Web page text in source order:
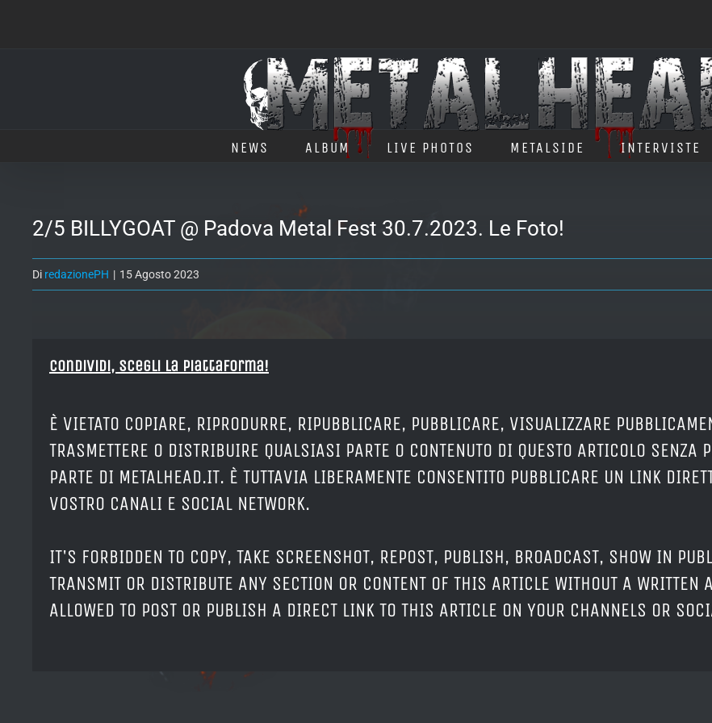
NEWS ALBUM LIVE PHOTOS METALSIDE INTERVISTE
2/5 BILLYGOAT @ Padova Metal Fest 30.7.2023. Le Foto!
Di redazionePH | 15 Agosto 2023
Condividi, Scegli la piattaforma!
È VIETATO COPIARE, RIPRODURRE, RIPUBBLICARE, PUBBLICARE, VISUALIZZARE
TRASMETTERE O DISTRIBUIRE QUALSIASI PARTE O CONTENUTO DI QUESTO ARTICOLO SENZA
PARTE DI METALHEAD.IT. È TUTTAVIA LIBERAMENTE CONSENTITO PUBBLICARE UN LINK
VOSTRO CANALI E SOCIAL NETWORK.
IT'S FORBIDDEN TO COPY, TAKE SCREENSHOT, REPOST, PUBLISH, BROADCAST, SHOW IN
TRANSMIT OR DISTRIBUTE ANY SECTION OR CONTENT OF THIS ARTICLE WITHOUT A WRITTEN
ALLOWED TO POST OR PUBLISH A DIRECT LINK TO THIS ARTICLE ON YOUR CHANNELS OR